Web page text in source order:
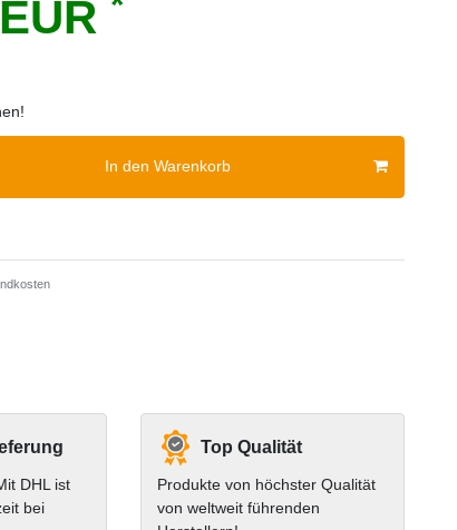
In den Warenkorb
DHL ist
bei
Top Qualität
Produkte von höchster Qualität
von weltweit führenden